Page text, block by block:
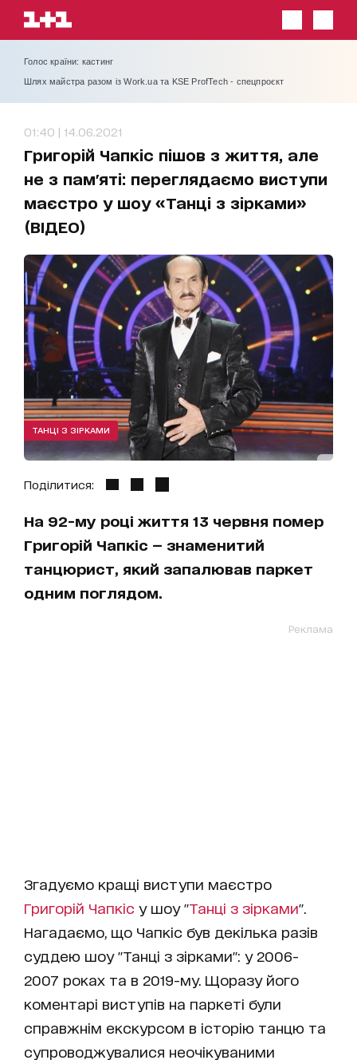
Голос країни: кастинг
Шлях майстра разом із Work.ua та KSE ProfTech - спецпроєкт
01:40 | 14.06.2021
Григорій Чапкіс пішов з життя, але
не з пам'яті: переглядаємо виступи
маєстро у шоу «Танці з зірками»
(ВІДЕО)
ТАНЦІ З ЗІРКАМИ
Поділитися:
На 92-му році життя 13 червня помер
Григорій Чапкіс — знаменитий
танцюрист, який запалював паркет
одним поглядом.
Реклама
Згадуємо кращі виступи маєстро
Григорій Чапкіс у шоу "Танці з зірками".
Нагадаємо, що Чапкіс був декілька разів
суддею шоу "Танці з зірками": у 2006-
2007 роках та в 2019-му. Щоразу його
коментарі виступів на паркеті були
справжнім екскурсом в історію танцю та
супроводжувалися неочікуваними